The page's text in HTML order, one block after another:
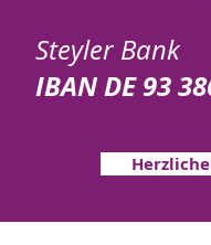
Steyler Bank
IBAN DE 93